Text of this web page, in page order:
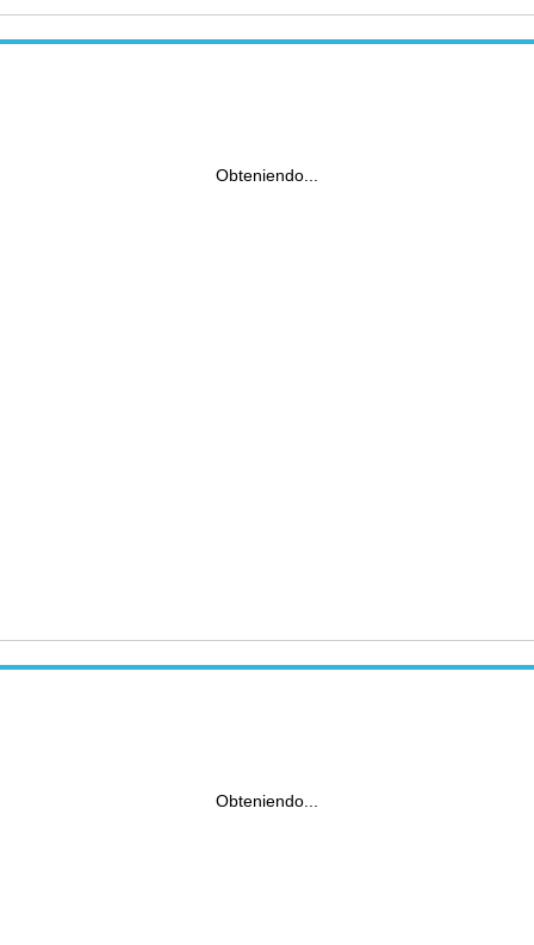
Obteniendo...
Obteniendo...